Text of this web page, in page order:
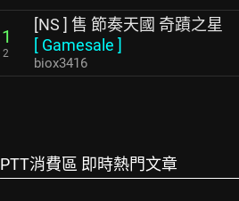
1
2
[NS ] 售 節奏天國 奇蹟之星
[ Gamesale ]
biox3416
PTT消費區 即時熱門文章